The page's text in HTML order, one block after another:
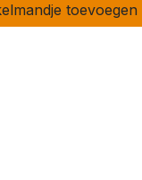
toevoegen